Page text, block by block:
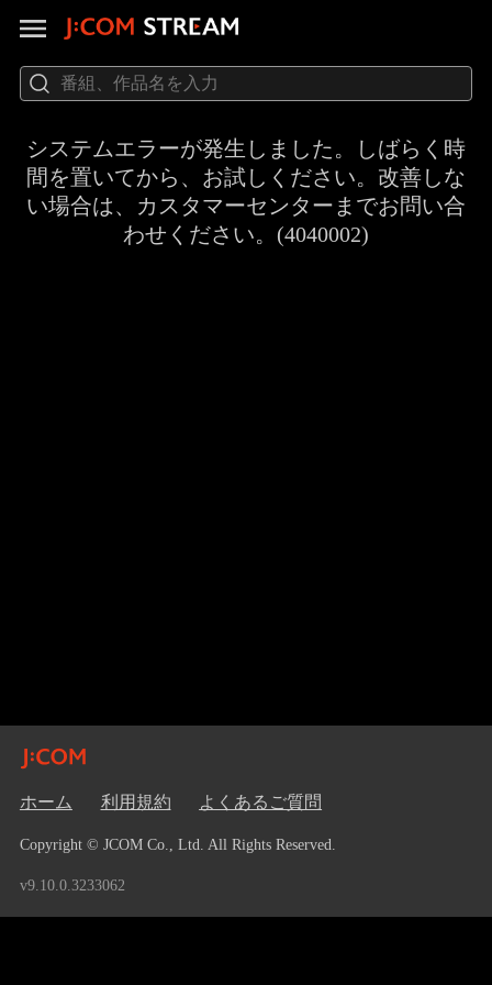
システムエラーが発生しました。しばらく時
間を置いてから、お試しください。改善しな
い場合は、カスタマーセンターまでお問い合
わせください。(4040002)
ホーム 利用規約 よくあるご質問
Copyright © JCOM Co., Ltd. All Rights Reserved.
v9.10.0.3233062